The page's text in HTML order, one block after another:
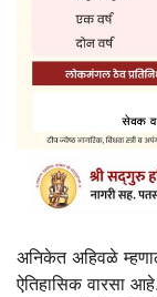
अनिकेत अहिवळे
ऐतिहासिक वारसा